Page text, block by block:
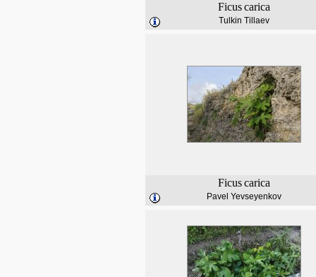
Ficuscarica
Tulkin Tillaev
Ficuscarica
Pavel Yevseyenkov